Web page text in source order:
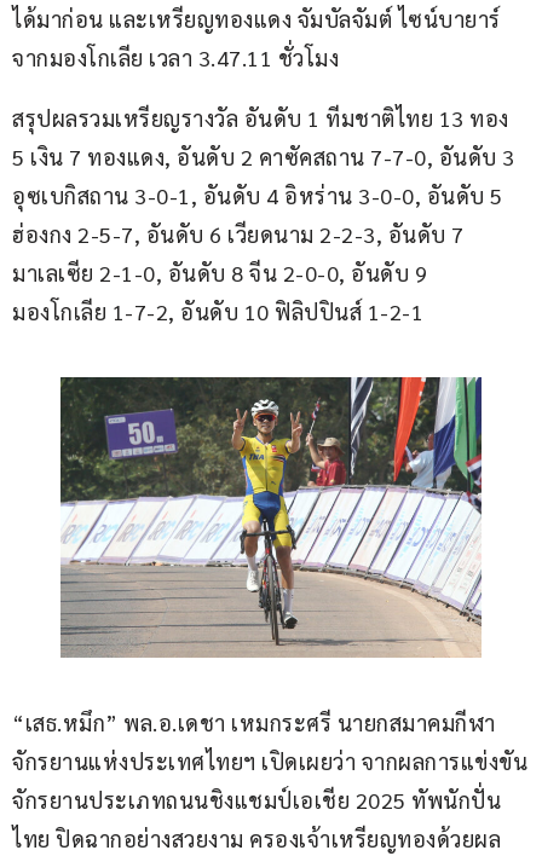
ได้มาก่อน และเหรียญทองแดง จัมบัลจัมต์ ไซน์บายาร์
จากมองโกเลีย เวลา 3.47.11 ชั่วโมง
สรุปผลรวมเหรียญรางวัล อันดับ 1 ทีมชาติไทย 13 ทอง
5 เงิน 7 ทองแดง, อันดับ 2 คาซัคสถาน 7-7-0, อันดับ 3
อุซเบกิสถาน 3-0-1, อันดับ 4 อิหร่าน 3-0-0, อันดับ 5
ฮ่องกง 2-5-7, อันดับ 6 เวียดนาม 2-2-3, อันดับ 7
มาเลเซีย 2-1-0, อันดับ 8 จีน 2-0-0, อันดับ 9
มองโกเลีย 1-7-2, อันดับ 10 ฟิลิปปินส์ 1-2-1
“เสธ.หมึก” พล.อ.เดชา เหมกระศรี นายกสมาคมกีฬา
จักรยานแห่งประเทศไทยฯ เปิดเผยว่า จากผลการแข่งขัน
จักรยานประเภทถนนชิงแชมป์เอเชีย 2025 ทัพนักปั่น
ไทย ปิดฉากอย่างสวยงาม ครองเจ้าเหรียญทองด้วยผล